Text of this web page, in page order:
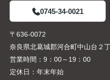
0745-34-0021
〒636-0072
奈良県北葛城郡河合町中山台２
営業時間： 9：00～19：00
定休日： 年末年始